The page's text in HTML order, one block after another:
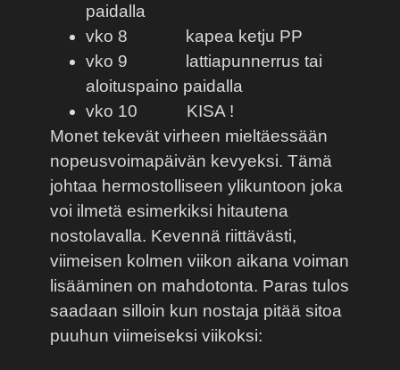
paidalla
vko 8
kapea ketju PP
vko 9
lattiapunnerrus tai
aloituspaino paidalla
vko 10
KISA !
Monet tekevät virheen mieltäessään
nopeusvoimapäivän kevyeksi. Tämä
johtaa hermostolliseen ylikuntoon joka
voi ilmetä esimerkiksi hitautena
nostolavalla. Kevennä riittävästi,
viimeisen kolmen viikon aikana voiman
lisääminen on mahdotonta. Paras tulos
saadaan silloin kun nostaja pitää sitoa
puuhun viimeiseksi viikoksi: